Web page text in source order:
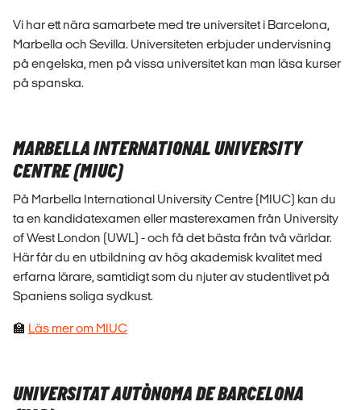
Vi har ett nära samarbete med tre universitet i Barcelona,
Marbella och Sevilla. Universiteten erbjuder undervisning
på engelska, men på vissa universitet kan man läsa kurser
på spanska.
MARBELLA INTERNATIONAL UNIVERSITY
CENTRE (MIUC)
På Marbella International University Centre (MIUC) kan du
ta en kandidatexamen eller masterexamen från University
of West London (UWL) - och få det bästa från två världar.
Här får du en utbildning av hög akademisk kvalitet med
erfarna lärare, samtidigt som du njuter av studentlivet på
Spaniens soliga sydkust.
🏫 Läs mer om MIUC
UNIVERSITAT AUTÒNOMA DE BARCELONA